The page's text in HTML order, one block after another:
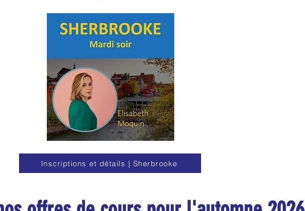
Inscriptions et détails | Sherbrooke